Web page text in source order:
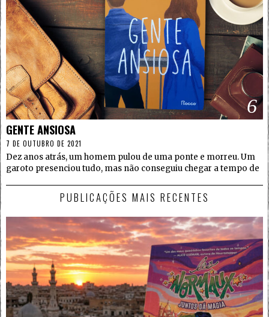
6
GENTE ANSIOSA
7 DE OUTUBRO DE 2021
Dez anos atrás, um homem pulou de uma ponte e morreu. Um
garoto presenciou tudo, mas não conseguiu chegar a tempo de
PUBLICAÇÕES MAIS RECENTES